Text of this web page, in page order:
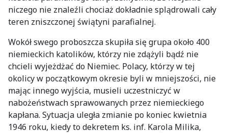
niczego nie znaleźli chociaż dokładnie splądrowali cały
teren zniszczonej świątyni parafialnej.
Wokół swego proboszcza skupiła się grupa około 400
niemieckich katolików, którzy nie zdążyli bądź nie
chcieli wyjeżdżać do Niemiec. Polacy, którzy w tej
okolicy w początkowym okresie byli w mniejszości, nie
mając innego wyjścia, musieli uczestniczyć w
nabożeństwach sprawowanych przez niemieckiego
kapłana. Sytuacja uległa zmianie po koniec kwietnia
1946 roku, kiedy to dekretem ks. inf. Karola Milika,